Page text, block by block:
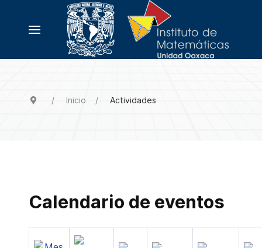
Inicio Actividades
Calendario de eventos